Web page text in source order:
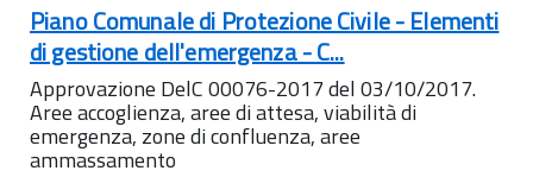
Piano Comunale di Protezione Civile - Elementi
di gestione dell'emergenza - C...
Approvazione DelC 00076-2017 del 03/10/2017.
Aree accoglienza, aree di attesa, viabilità di
emergenza, zone di confluenza, aree
ammassamento